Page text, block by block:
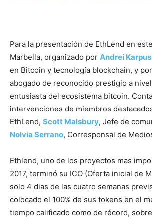
Para la presentación de EthLend en
Marbella, organizado por Andrei
en Bitcoin y tecnología blockchain, y por
abogado de reconocido prestigio a
entusiasta del ecosistema bitcoin.
intervenciones de miembros
EthLend, Scott Malsbury, Jefe de
Nolvia Serrano, Corresponsal de
Ethlend, uno de los proyectos mas
2017, terminó su ICO (Oferta inicial de
solo 4 dias de las cuatro semanas
colocado el 100% de sus tokens en el
tiempo calificado como de récord,